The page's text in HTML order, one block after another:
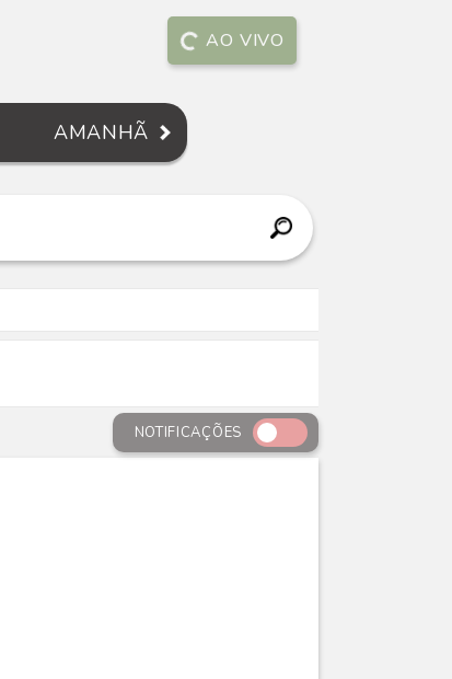
AO VIVO
AMANHÃ
NOTIFICAÇÕES